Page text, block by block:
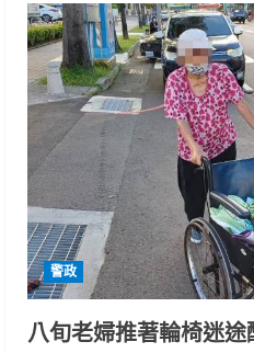
警政
八旬老婦推著輪椅迷